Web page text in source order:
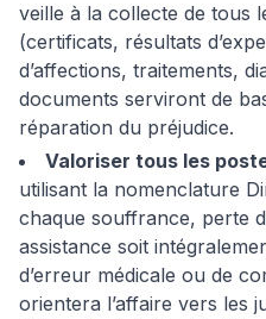
veille à la collecte de tous
(certificats, résultats
d’affections, traitements,
documents serviront de
réparation du préjudice.
Valoriser tous les
utilisant la nomenclature
chaque souffrance, perte
assistance soit
d’erreur médicale ou de
orientera l’affaire vers les